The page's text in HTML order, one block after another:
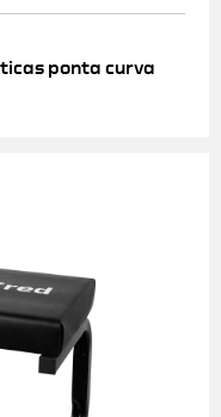
ponta curva